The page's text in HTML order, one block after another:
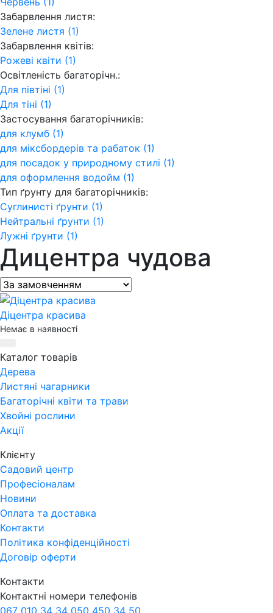
Забарвлення листя:
Зелене листя (1)
Забарвлення квітів:
Рожеві квіти (1)
Освітленість багаторічн.:
Для півтіні (1)
Для тіні (1)
Застосування багаторічників:
для клумб (1)
для міксбордерів та рабаток (1)
для посадок у природному стилі (1)
для оформлення водойм (1)
Тип ґрунту для багаторічників:
Суглинисті ґрунти (1)
Нейтральні ґрунти (1)
Лужні ґрунти (1)
Дицентра чудова
Діцентра красива
Немає в наявності
Каталог товарів
Дерева
Листяні чагарники
Багаторічні квіти та трави
Хвойні рослини
Акції
Клієнту
Садовий центр
Професіоналам
Новини
Оплата та доставка
Контакти
Політика конфіденційності
Договір оферти
Контакти
Контактні номери телефонів
067 010 34 34 050 450 34 50